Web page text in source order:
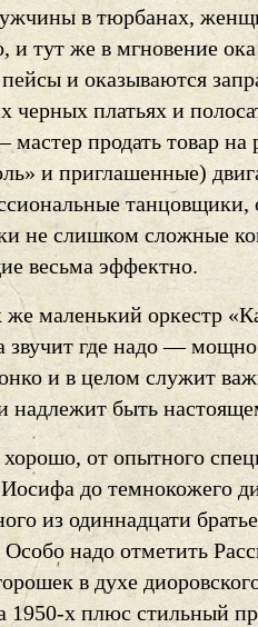
в тюрбанах,
и тут же в мгновение
и оказываются
черных платьях и
продать товар на
и приглашенные)
не слишком сложные
весьма эффектно.
же маленький оркестр
звучит где надо —
и в целом служит
надлежит быть
от опытного
до темнокожего
из одиннадцати
надо отметить
в духе
1950-х плюс стильный